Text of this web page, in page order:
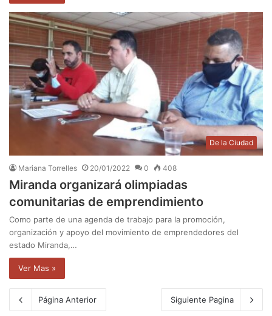
De la Ciudad
Mariana Torrelles 20/01/2022 0 408
Miranda organizará olimpiadas
comunitarias de emprendimiento
Como parte de una agenda de trabajo para la promoción,
organización y apoyo del movimiento de emprendedores del
estado Miranda,…
Ver Mas »
Página Anterior Siguiente Pagina